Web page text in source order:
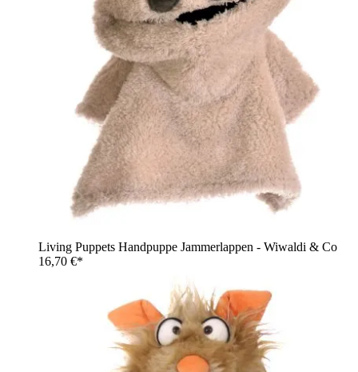
Living Puppets Handpuppe Jammerlappen - Wiwaldi & Co
16,70 €*